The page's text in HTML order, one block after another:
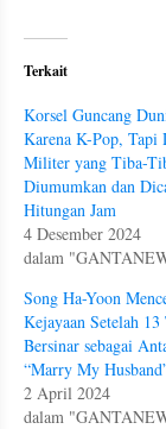
Terkait
Korsel Guncang
Karena K-Pop, Tapi
Militer yang Tiba-
Diumumkan dan
Hitungan Jam
4 Desember 2024
dalam
Song Ha-Yoon
Kejayaan Setelah 13
Bersinar sebagai
“Marry My
2 April 2024
dalam